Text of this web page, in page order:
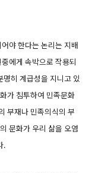
야 한다는 논리는 지배
에게 속박으로 작용되
히 계급성을 지니고 있
가 침투하여 민족문화
부재나 민족의식의 부
문화가 우리 삶을 오염
.